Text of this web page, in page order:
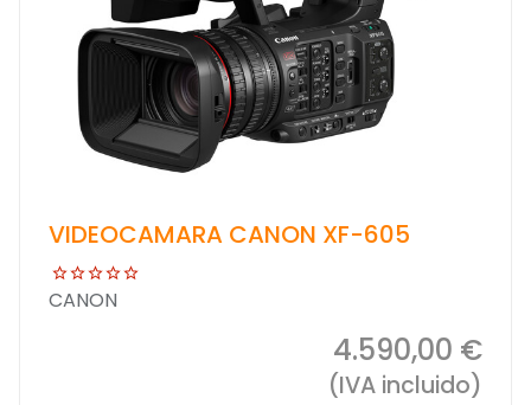
VIDEOCAMARA CANON XF-605
CANON
4.590,00 €
(IVA incluido)